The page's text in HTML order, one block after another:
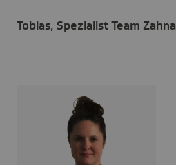
Tobias, Spezialist Team